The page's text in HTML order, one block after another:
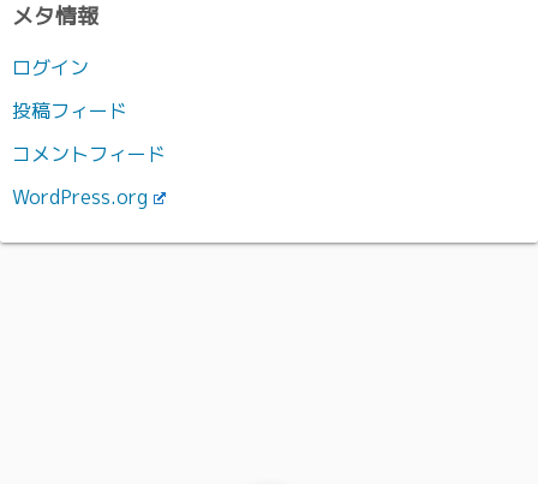
メタ情報
ログイン
投稿フィード
コメントフィード
WordPress.org